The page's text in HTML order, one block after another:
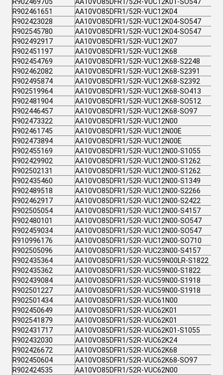
R902461651
AA10VO85DFR1/52R-VUC12K04
R902423028
AA10VO85DFR1/52R-VUC12K04-SO547
R902545780
AA10VO85DFR1/52R-VUC12K04-SO547
R902492917
AA10VO85DFR1/52R-VUC12K07
R902451197
AA10VO85DFR1/52R-VUC12K68
R902454769
AA10VO85DFR1/52R-VUC12K68-S2248
R902462082
AA10VO85DFR1/52R-VUC12K68-S2391
R902495874
AA10VO85DFR1/52R-VUC12K68-S2392
R902519964
AA10VO85DFR1/52R-VUC12K68-SO413
R902481904
AA10VO85DFR1/52R-VUC12K68-SO512
R902446457
AA10VO85DFR1/52R-VUC12K68-SO97
R902473322
AA10VO85DFR1/52R-VUC12N00
R902461745
AA10VO85DFR1/52R-VUC12N00E
R902473894
AA10VO85DFR1/52R-VUC12N00E
R902455169
AA10VO85DFR1/52R-VUC12N00-S1055
R902429902
AA10VO85DFR1/52R-VUC12N00-S1262
R902502131
AA10VO85DFR1/52R-VUC12N00-S1262
R902435460
AA10VO85DFR1/52R-VUC12N00-S1349
R902489518
AA10VO85DFR1/52R-VUC12N00-S2266
R902462917
AA10VO85DFR1/52R-VUC12N00-S2422
R902505054
AA10VO85DFR1/52R-VUC12N00-S4157
R902480101
AA10VO85DFR1/52R-VUC12N00-SO547
R902459034
AA10VO85DFR1/52R-VUC12N00-SO547
R910996176
AA10VO85DFR1/52R-VUC12N00-SO710
R902505096
AA10VO85DFR1/52R-VUC23N00-S4157
R902435364
AA10VO85DFR1/52R-VUC59N00LR-S1822
R902435362
AA10VO85DFR1/52R-VUC59N00-S1822
R902439084
AA10VO85DFR1/52R-VUC59N00-S1918
R902501227
AA10VO85DFR1/52R-VUC59N00-S1918
R902501434
AA10VO85DFR1/52R-VUC61N00
R902450649
AA10VO85DFR1/52R-VUC62K01
R902541879
AA10VO85DFR1/52R-VUC62K01
R902431717
AA10VO85DFR1/52R-VUC62K01-S1055
R902432030
AA10VO85DFR1/52R-VUC62K24
R902426672
AA10VO85DFR1/52R-VUC62K68
R902450604
AA10VO85DFR1/52R-VUC62K68-SO97
R902424535
AA10VO85DFR1/52R-VUC62N00